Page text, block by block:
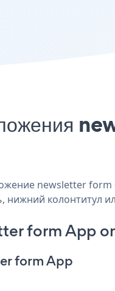
newsletter
нижний колонтитул
form App
form App